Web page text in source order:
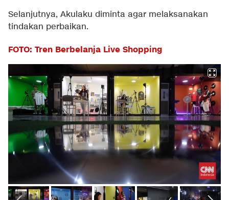
Selanjutnya, Akulaku diminta agar melaksanakan
tindakan perbaikan.
FOTO: Tren Berbelanja Live Shopping